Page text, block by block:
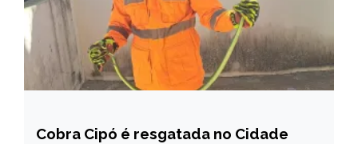
CAPELINHA
Cobra Cipó é resgatada no Cidade